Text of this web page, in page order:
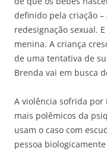
definido pela criação –
redesignação sexual.
menina. A criança
de uma tentativa de
Brenda vai em busca
A violência sofrida por
mais polêmicos da
usam o caso com
pessoa